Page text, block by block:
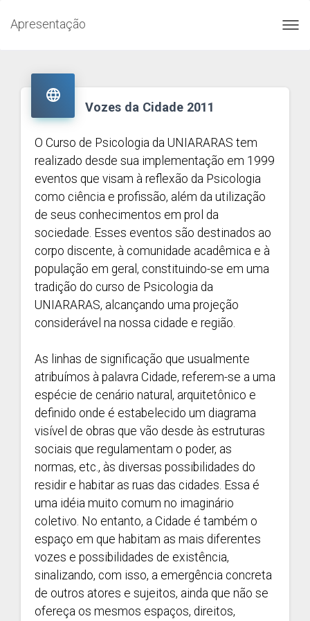
Apresentação

Vozes da Cidade 2011
O Curso de Psicologia da UNIARARAS tem
realizado desde sua implementação em 1999
eventos que visam à reflexão da Psicologia
como ciência e profissão, além da utilização
de seus conhecimentos em prol da
sociedade. Esses eventos são destinados ao
corpo discente, à comunidade acadêmica e à
população em geral, constituindo-se em uma
tradição do curso de Psicologia da
UNIARARAS, alcançando uma projeção
considerável na nossa cidade e região.
As linhas de significação que usualmente
atribuímos à palavra Cidade, referem-se a uma
espécie de cenário natural, arquitetônico e
definido onde é estabelecido um diagrama
visível de obras que vão desde às estruturas
sociais que regulamentam o poder, as
normas, etc., às diversas possibilidades do
residir e habitar as ruas das cidades. Essa é
uma idéia muito comum no imaginário
coletivo. No entanto, a Cidade é também o
espaço em que habitam as mais diferentes
vozes e possibilidades de existência,
sinalizando, com isso, a emergência concreta
de outros atores e sujeitos, ainda que não se
ofereça os mesmos espaços, direitos,